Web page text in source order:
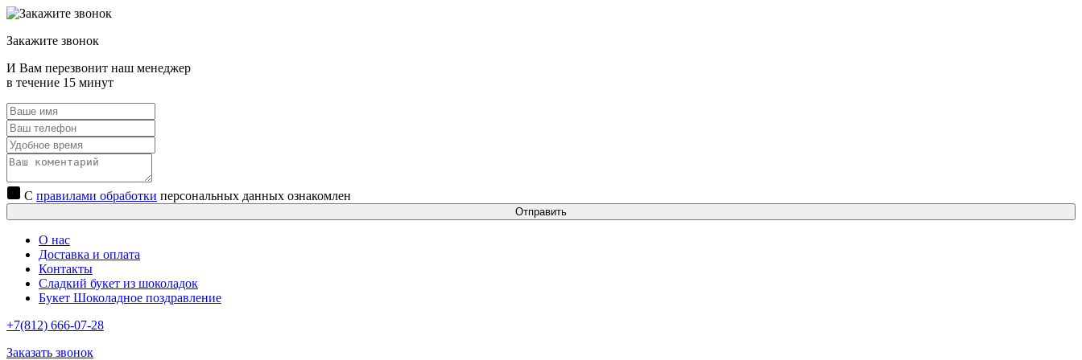
Закажите звонок
И Вам перезвонит наш менеджер
в течение 15 минут
С правилами обработки персональных данных ознакомлен
Отправить
О нас
Доставка и оплата
Контакты
Сладкий букет из шоколадок
Букет Шоколадное поздравление
+7(812) 666-07-28
Заказать звонок